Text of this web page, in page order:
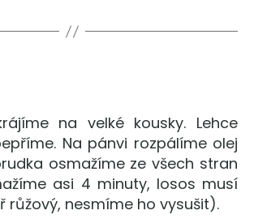
na velké kousky. Lehce
Na pánvi rozpálíme olej
osmažíme ze všech stran
asi 4 minuty, losos musí
růžový, nesmíme ho vysušit).